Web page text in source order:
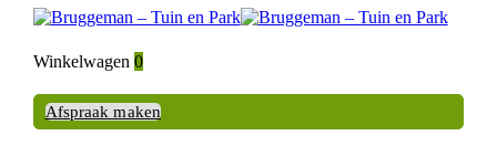
Winkelwagen 0
Afspraak maken